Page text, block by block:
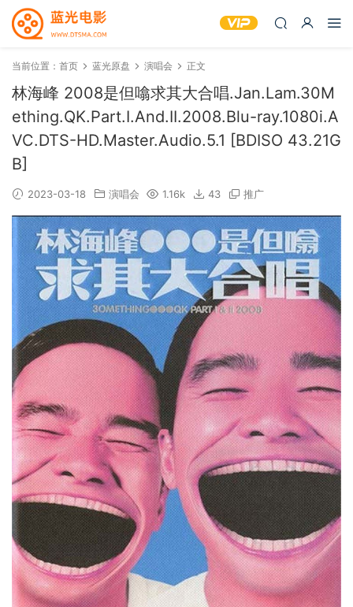
当前位置： 首页 蓝光原盘 演唱会 正文
林海峰 2008是但噏求其大合唱.Jan.Lam.30M
ething.QK.Part.I.And.II.2008.Blu-ray.1080i.A
VC.DTS-HD.Master.Audio.5.1 [BDISO 43.21G
B]
2023-03-18 演唱会 1.16k 43 推广